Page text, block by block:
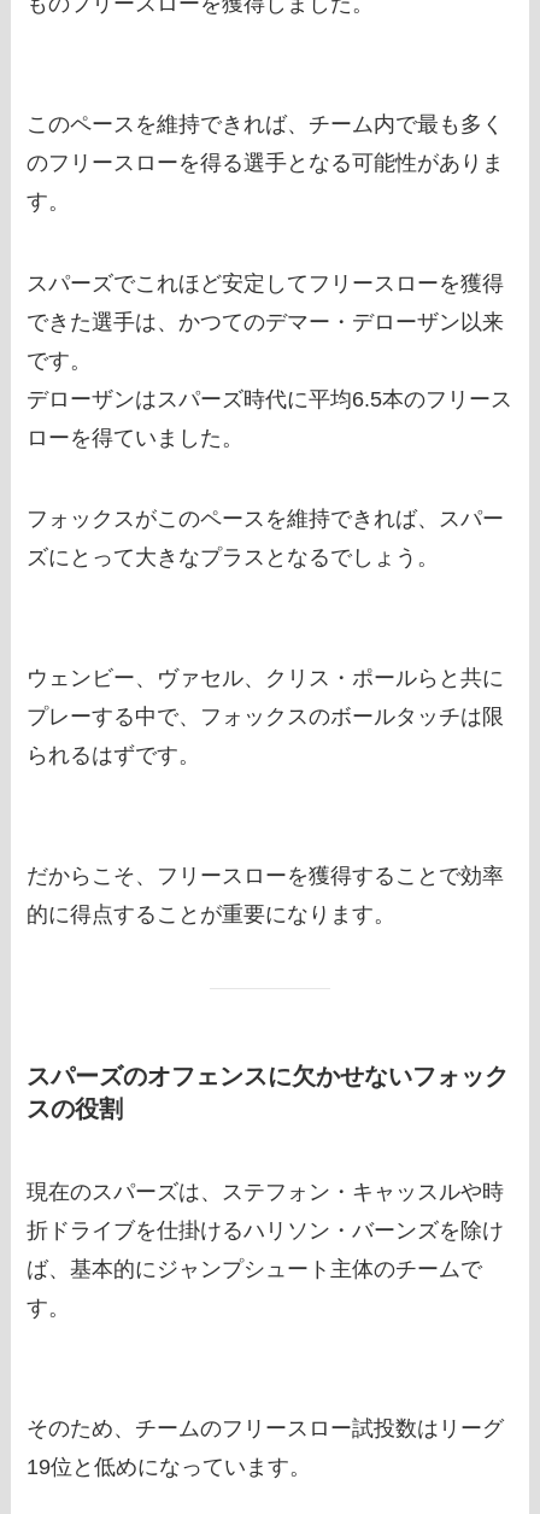
このペースを維持できれば、チーム内で最も多く
のフリースローを得る選手となる可能性がありま
す。
スパーズでこれほど安定してフリースローを獲得
できた選手は、かつてのデマー・デローザン以来
です。
デローザンはスパーズ時代に平均6.5本のフリース
ローを得ていました。
フォックスがこのペースを維持できれば、スパー
ズにとって大きなプラスとなるでしょう。
ウェンビー、ヴァセル、クリス・ポールらと共に
プレーする中で、フォックスのボールタッチは限
られるはずです。
だからこそ、フリースローを獲得することで効率
的に得点することが重要になります。
スパーズのオフェンスに欠かせないフォック
スの役割
現在のスパーズは、ステフォン・キャッスルや時
折ドライブを仕掛けるハリソン・バーンズを除け
ば、基本的にジャンプシュート主体のチームで
す。
そのため、チームのフリースロー試投数はリーグ
19位と低めになっています。